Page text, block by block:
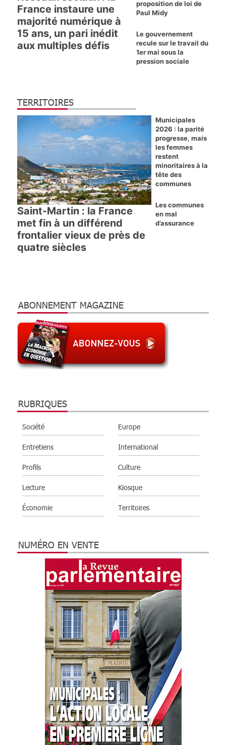
France instaure une
majorité numérique à
15 ans, un pari inédit
aux multiples défis
proposition de loi de
Paul Midy
Le gouvernement
recule sur le travail du
1er mai sous la
pression sociale
TERRITOIRES
Saint-Martin : la France
met fin à un différend
frontalier vieux de près de
quatre siècles
Municipales
2026 : la parité
progresse, mais
les femmes
restent
minoritaires à la
tête des
communes
Les communes
en mal
d’assurance
ABONNEMENT MAGAZINE
RUBRIQUES
Société
Europe
Entretiens
International
Profils
Culture
Lecture
Kiosque
Économie
Territoires
NUMÉRO EN VENTE